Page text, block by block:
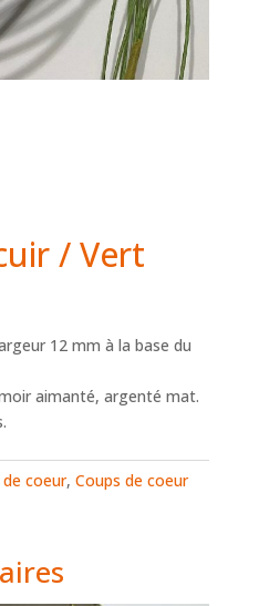
/ Vert
12 mm à la base du
aimanté, argenté mat.
coeur, Coups de coeur